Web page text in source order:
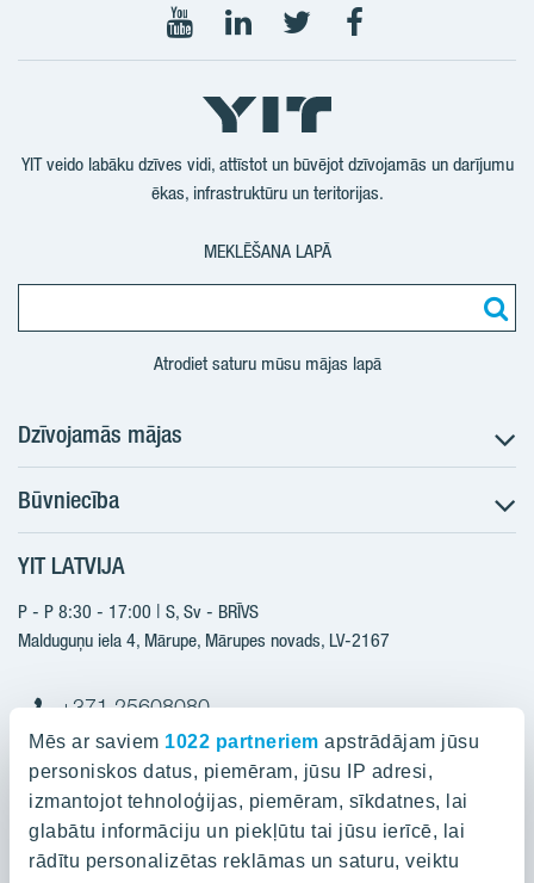
Mēs ar saviem 1022 partneriem apstrādājam jūsu
personiskos datus, piemēram, jūsu IP adresi,
izmantojot tehnoloģijas, piemēram, sīkdatnes, lai
glabātu informāciju un piekļūtu tai jūsu ierīcē, lai
rādītu personalizētas reklāmas un saturu, veiktu
Seko
mums
YouTube
Seko
mums
LinkedIn
Seko
mums
Twtitter
Seko
YIT veido labāku dzīves vidi, attīstot un būvējot dzīvojamās un darījumu
ēkas, infrastruktūru un teritorijas.
MEKLĒŠANA LAPĀ
Atrodiet saturu mūsu mājas lapā
Dzīvojamās mājas
Meklēt dzīvokli
Nākotnes projekti
Pārdošanas informācija
YIT Plus
Kontakti
Būvniecība
Būvniecība
Jaunie projekti
Realizētie projekti
YIT LATVIJA
P - P 8:30 - 17:00 | S, Sv - BRĪVS
Malduguņu iela 4, Mārupe, Mārupes novads, LV-2167
+371 25608080
yitmajas@yit.lv
Projekti